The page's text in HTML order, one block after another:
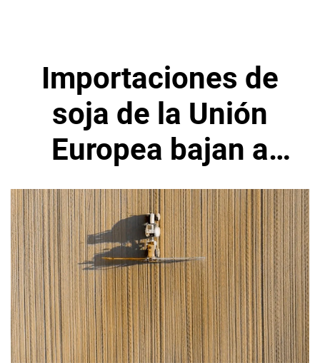
Importaciones de
soja de la Unión
Europea bajan a
4,79 millones de
toneladas